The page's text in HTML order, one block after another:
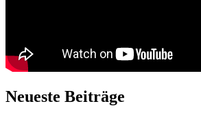
Neueste Beiträge